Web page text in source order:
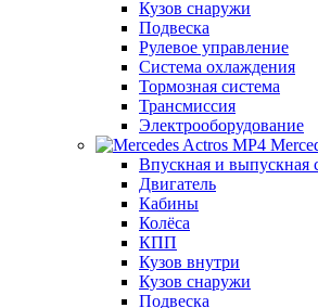
Кузов снаружи
Подвеска
Рулевое управление
Система охлаждения
Тормозная система
Трансмиссия
Электрооборудование
Впускная и выпускная
Двигатель
Кабины
Колёса
КПП
Кузов внутри
Кузов снаружи
Подвеска